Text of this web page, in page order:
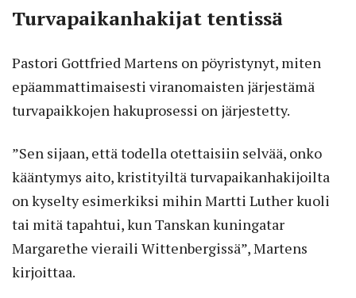
Turvapaikanhakijat tentissä
Pastori Gottfried Martens on pöyristynyt, miten
epäammattimaisesti viranomaisten järjestämä
turvapaikkojen hakuprosessi on järjestetty.
”Sen sijaan, että todella otettaisiin selvää, onko
kääntymys aito, kristityiltä turvapaikanhakijoilta
on kyselty esimerkiksi mihin Martti Luther kuoli
tai mitä tapahtui, kun Tanskan kuningatar
Margarethe vieraili Wittenbergissä”, Martens
kirjoittaa.